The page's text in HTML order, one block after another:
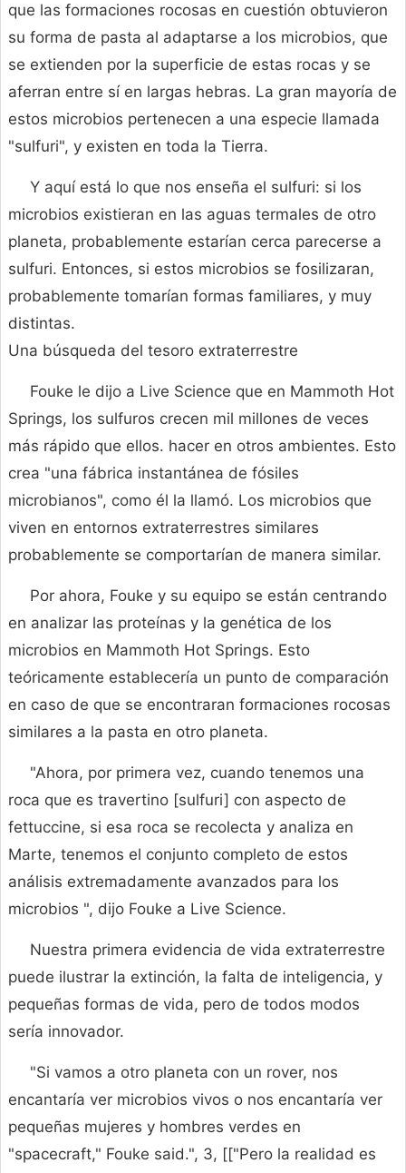
que las formaciones rocosas en cuestión obtuvieron
su forma de pasta al adaptarse a los microbios, que
se extienden por la superficie de estas rocas y se
aferran entre sí en largas hebras. La gran mayoría de
estos microbios pertenecen a una especie llamada
"sulfuri", y existen en toda la Tierra.
Y aquí está lo que nos enseña el sulfuri: si los
microbios existieran en las aguas termales de otro
planeta, probablemente estarían cerca parecerse a
sulfuri. Entonces, si estos microbios se fosilizaran,
probablemente tomarían formas familiares, y muy
distintas.
Una búsqueda del tesoro extraterrestre
Fouke le dijo a Live Science que en Mammoth Hot
Springs, los sulfuros crecen mil millones de veces
más rápido que ellos. hacer en otros ambientes. Esto
crea "una fábrica instantánea de fósiles
microbianos", como él la llamó. Los microbios que
viven en entornos extraterrestres similares
probablemente se comportarían de manera similar.
Por ahora, Fouke y su equipo se están centrando
en analizar las proteínas y la genética de los
microbios en Mammoth Hot Springs. Esto
teóricamente establecería un punto de comparación
en caso de que se encontraran formaciones rocosas
similares a la pasta en otro planeta.
"Ahora, por primera vez, cuando tenemos una
roca que es travertino [sulfuri] con aspecto de
fettuccine, si esa roca se recolecta y analiza en
Marte, tenemos el conjunto completo de estos
análisis extremadamente avanzados para los
microbios ", dijo Fouke a Live Science.
Nuestra primera evidencia de vida extraterrestre
puede ilustrar la extinción, la falta de inteligencia, y
pequeñas formas de vida, pero de todos modos
sería innovador.
"Si vamos a otro planeta con un rover, nos
encantaría ver microbios vivos o nos encantaría ver
pequeñas mujeres y hombres verdes en
"spacecraft," Fouke said.", 3, [["Pero la realidad es